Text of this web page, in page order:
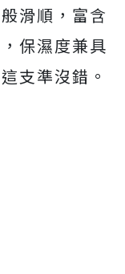
滑順，富含
保濕度兼具
支準沒錯。